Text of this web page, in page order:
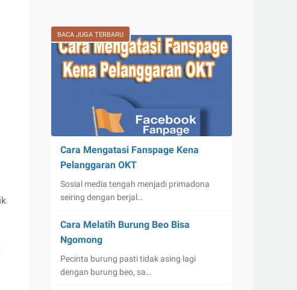
BACA JUGA TERBARU
Cara Mengatasi Fanspage Kena
Pelanggaran OKT
Sosial media tengah menjadi primadona
seiring dengan berjal…
Cara Melatih Burung Beo Bisa
Ngomong
Pecinta burung pasti tidak asing lagi
dengan burung beo, sa…